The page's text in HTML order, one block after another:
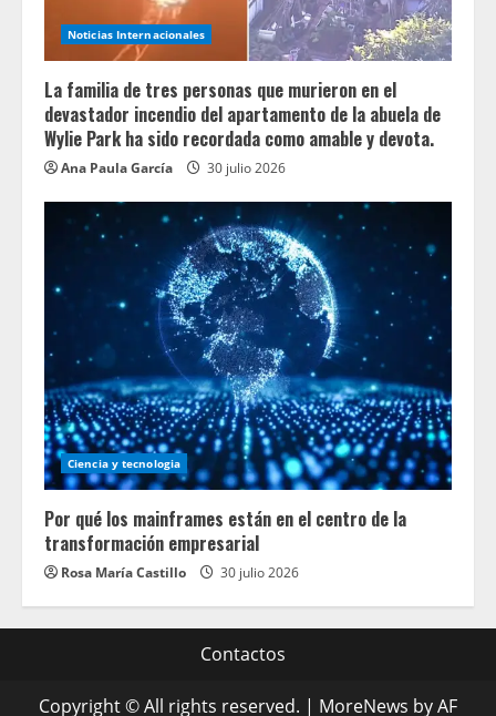
Noticias Internacionales
La familia de tres personas que murieron en el
devastador incendio del apartamento de la abuela de
Wylie Park ha sido recordada como amable y devota.
Ana Paula García 30 julio 2026
Ciencia y tecnologia
Por qué los mainframes están en el centro de la
transformación empresarial
Rosa María Castillo 30 julio 2026
Contactos
Copyright © All rights reserved. | MoreNews by AF